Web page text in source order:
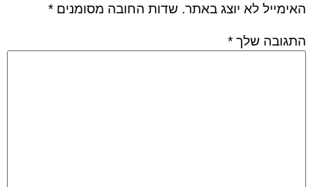
האימייל לא יוצג באתר. שדות החובה מסומנים *
התגובה שלך *